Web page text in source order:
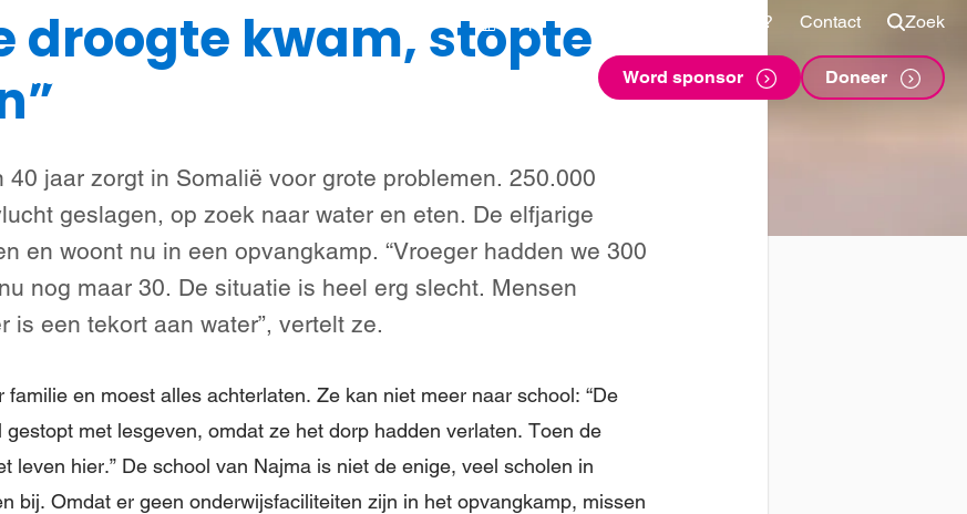
Vragen? Contact Zoek
Nieuws & verhalen Word sponsor Doneer
droogte kwam, stopte
40 jaar zorgt in Somalië voor grote problemen. 250.000
geslagen, op zoek naar water en eten. De elfjarige
en woont nu in een opvangkamp. “Vroeger hadden we 300
nog maar 30. De situatie is heel erg slecht. Mensen
is een tekort aan water”, vertelt ze.
familie en moest alles achterlaten. Ze kan niet meer naar school: “De
met lesgeven, omdat ze het dorp hadden verlaten. Toen de
leven hier.” De school van Najma is niet de enige, veel scholen in
bij. Omdat er geen onderwijsfaciliteiten zijn in het opvangkamp, missen